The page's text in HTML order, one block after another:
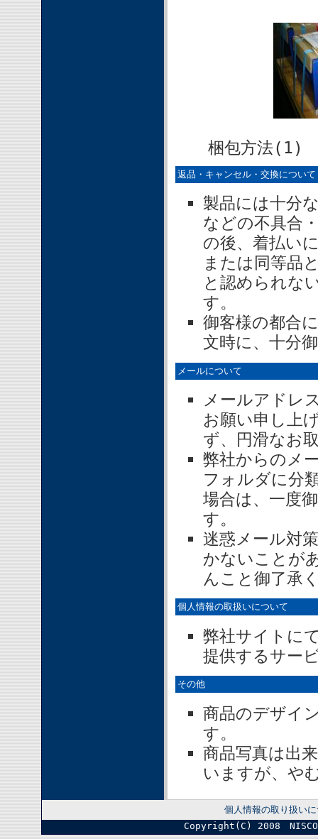
梱包
返品・キャンセル・交換について
製品には十分
などの不具合
の後、着払い
または同等品
と認められな
す。
御客様の都合
文時に、十分
メールについて
メールアドレ
お願い申し上
ず、円滑なお
弊社からのメ
フォルダに分
場合は、一度
す。
迷惑メール対
かないことが
んこと御了承
個人情報の取扱いについて
弊社サイトに
提供するサー
その他
商品のデザイ
す。
商品写真は出
いますが、や
個人情報の取り扱い
Copyright(C) 2008